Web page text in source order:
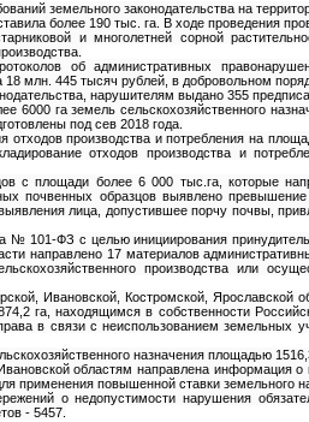
земельного законодательства на
более 190 тыс. га. В ходе проведения
и многолетней сорной
об административных
млн. 445 тысяч рублей, в добровольном
нарушителям выдано 355
6000 га земель сельскохозяйственного
под сев 2018 года.
производства и потребления на
отходов производства и
с площади более 6 000 тыс.га, которые
почвенных образцов выявлено
лица, допустившее порчу почвы,
№ 101-ФЗ с целью инициирования
направлено 17 материалов
производства или
Ивановской, Костромской,
га, находящимся в собственности
в связи с неиспользованием земельных
назначения площадью
областям направлена информация
применения повышенной ставки земельного
о недопустимости нарушения
- 5457.